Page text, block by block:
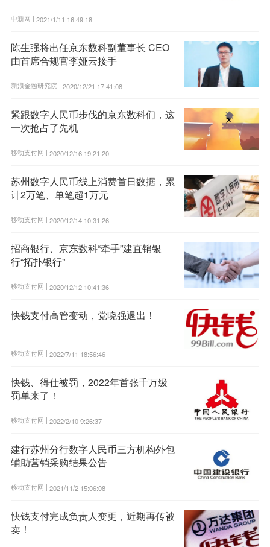
中新网 | 2021/1/11 16:49:18
陈生强将出任京东数科副董事长 CEO
由首席合规官李娅云接手
新浪金融研究院 | 2020/12/21 17:41:08
紧跟数字人民币步伐的京东数科们，这
一次抢占了先机
移动支付网 | 2020/12/16 19:21:20
苏州数字人民币线上消费首日数据，累
计2万笔、单笔超1万元
移动支付网 | 2020/12/14 10:31:26
招商银行、京东数科“牵手”建直销银
行“拓扑银行”
移动支付网 | 2020/12/12 10:41:36
快钱支付高管变动，党晓强退出！
移动支付网 | 2022/7/11 18:56:46
快钱、得仕被罚，2022年首张千万级
罚单来了！
移动支付网 | 2022/2/10 9:26:37
建行苏州分行数字人民币三方机构外包
辅助营销采购结果公告
移动支付网 | 2021/11/2 15:06:08
快钱支付完成负责人变更，近期再传被
卖！